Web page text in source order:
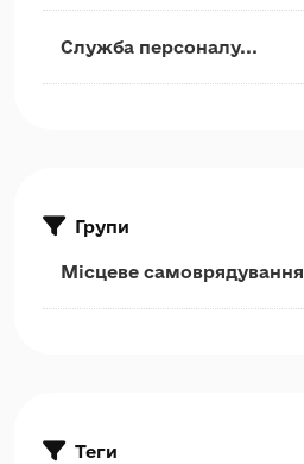
Служба персоналу...
Групи
Місцеве самоврядування
Теги